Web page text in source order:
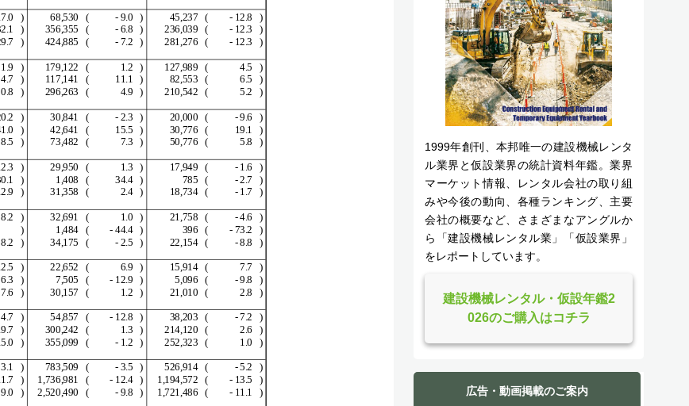
1999年創刊、本邦唯一の建設機械レンタ
ル業界と仮設業界の統計資料年鑑。業界
マーケット情報、レンタル会社の取り組
みや今後の動向、各種ランキング、主要
会社の概要など、さまざまなアングルか
ら「建設機械レンタル業」「仮設業界」
をレポートしています。
建設機械レンタル・仮設年鑑2
026のご購入はコチラ
広告・動画掲載のご案内